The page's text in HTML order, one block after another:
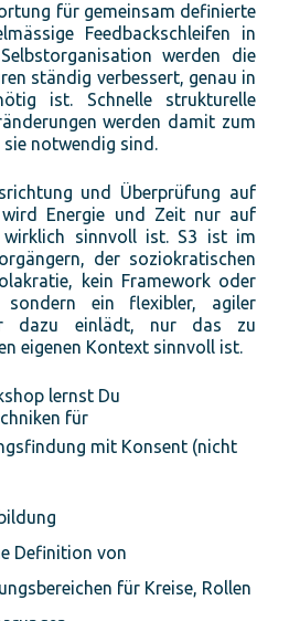
für gemeinsam definierte
Feedbackschleifen in
werden die
ständig verbessert, genau in
ist. Schnelle strukturelle
werden damit zum
notwendig sind.
und Überprüfung auf
wird Energie und Zeit nur auf
wirklich sinnvoll ist. S3 ist im
der soziokratischen
kein Framework oder
ein flexibler, agiler
dazu einlädt, nur das zu
eigenen Kontext sinnvoll ist.
lernst Du
für
mit Konsent (nicht
Definition von
für Kreise, Rollen